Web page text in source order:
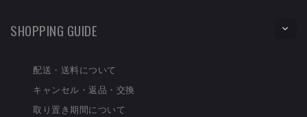
SHOPPING GUIDE
配送・送料について
キャンセル・返品・交換
取り置き期間について